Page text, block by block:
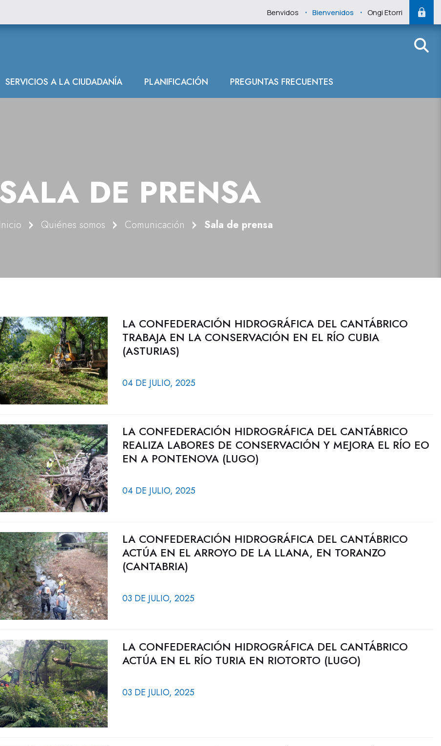
Benvidos . Bienvenidos . Ongi Etorri
SERVICIOS A LA CIUDADANÍA PLANIFICACIÓN PREGUNTAS FRECUENTES
SALA DE PRENSA
Inicio Quiénes somos Comunicación Sala de prensa
LA CONFEDERACIÓN HIDROGRÁFICA DEL CANTÁBRICO
TRABAJA EN LA CONSERVACIÓN EN EL RÍO CUBIA
(ASTURIAS)
04 DE JULIO, 2025
LA CONFEDERACIÓN HIDROGRÁFICA DEL CANTÁBRICO
REALIZA LABORES DE CONSERVACIÓN Y MEJORA EL RÍO EO
EN A PONTENOVA (LUGO)
04 DE JULIO, 2025
LA CONFEDERACIÓN HIDROGRÁFICA DEL CANTÁBRICO
ACTÚA EN EL ARROYO DE LA LLANA, EN TORANZO
(CANTABRIA)
03 DE JULIO, 2025
LA CONFEDERACIÓN HIDROGRÁFICA DEL CANTÁBRICO
ACTÚA EN EL RÍO TURIA EN RIOTORTO (LUGO)
03 DE JULIO, 2025